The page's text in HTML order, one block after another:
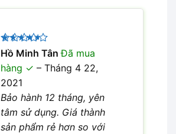
Được
xếp hạng
45 sao
Hồ Minh TânĐã mua
hàng
– Tháng 4 22,
2021
Bảo hành 12 tháng, yên
tâm sử dụng. Giá thành
sản phẩm rẻ hơn so với